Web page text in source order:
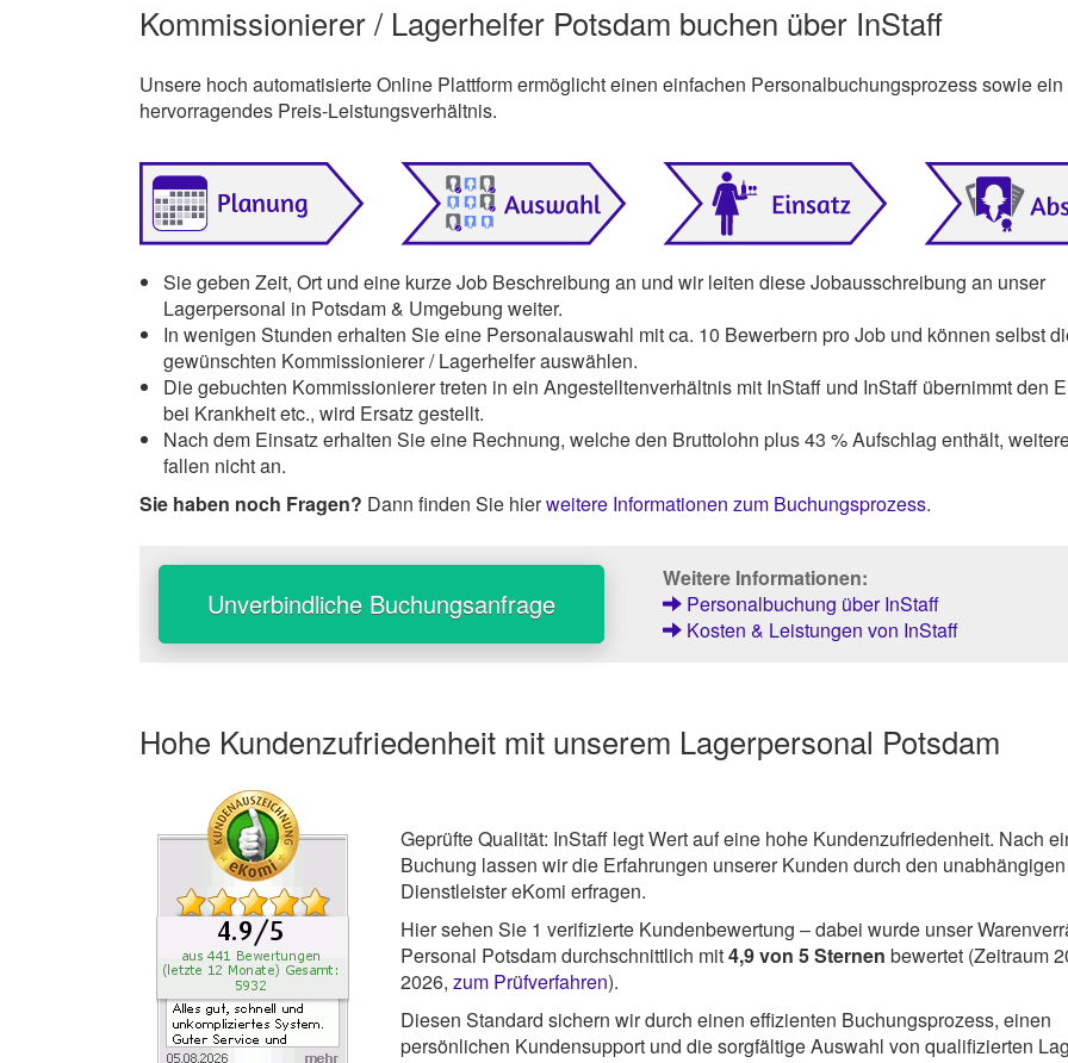
Kommissionierer / Lagerhelfer Potsdam buchen über InStaff
Unsere hoch automatisierte Online Plattform ermöglicht einen einfachen Personalbuchungsprozess sowie ein
hervorragendes Preis-Leistungsverhältnis.
Sie geben Zeit, Ort und eine kurze Job Beschreibung an und wir leiten diese Jobausschreibung an unser
Lagerpersonal in Potsdam & Umgebung weiter.
In wenigen Stunden erhalten Sie eine Personalauswahl mit ca. 10 Bewerbern pro Job und können selbst
gewünschten Kommissionierer / Lagerhelfer auswählen.
Die gebuchten Kommissionierer treten in ein Angestelltenverhältnis mit InStaff und InStaff übernimmt den
bei Krankheit etc., wird Ersatz gestellt.
Nach dem Einsatz erhalten Sie eine Rechnung, welche den Bruttolohn plus 43 % Aufschlag enthält,
fallen nicht an.
Sie haben noch Fragen? Dann finden Sie hierweitere Informationen zum Buchungsprozess.
Unverbindliche Buchungsanfrage
Weitere Informationen:
Personalbuchung über InStaff
Kosten & Leistungen von InStaff
Hohe Kundenzufriedenheit mit unserem Lagerpersonal Potsdam
Geprüfte Qualität: InStaff legt Wert auf eine hohe Kundenzufriedenheit. Nach
Buchung lassen wir die Erfahrungen unserer Kunden durch den unabhängigen
Dienstleister eKomi erfragen.
Hier sehen Sie 1 verifizierte Kundenbewertung – dabei wurde unser
Personal Potsdam durchschnittlich mit4,9von5Sternen bewertet (Zeitraum
2026,zum Prüfverfahren).
Diesen Standard sichern wir durch einen effizienten Buchungsprozess, einen
persönlichen Kundensupport und die sorgfältige Auswahl von qualifizierten